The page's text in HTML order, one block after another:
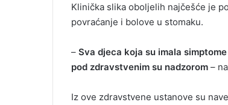
Klinička slika oboljelih najčešće je
povraćanje i bolove u stomaku.
– Sva djeca koja su imala
pod zdravstvenim su nadzorom –
Iz ove zdravstvene ustanove su